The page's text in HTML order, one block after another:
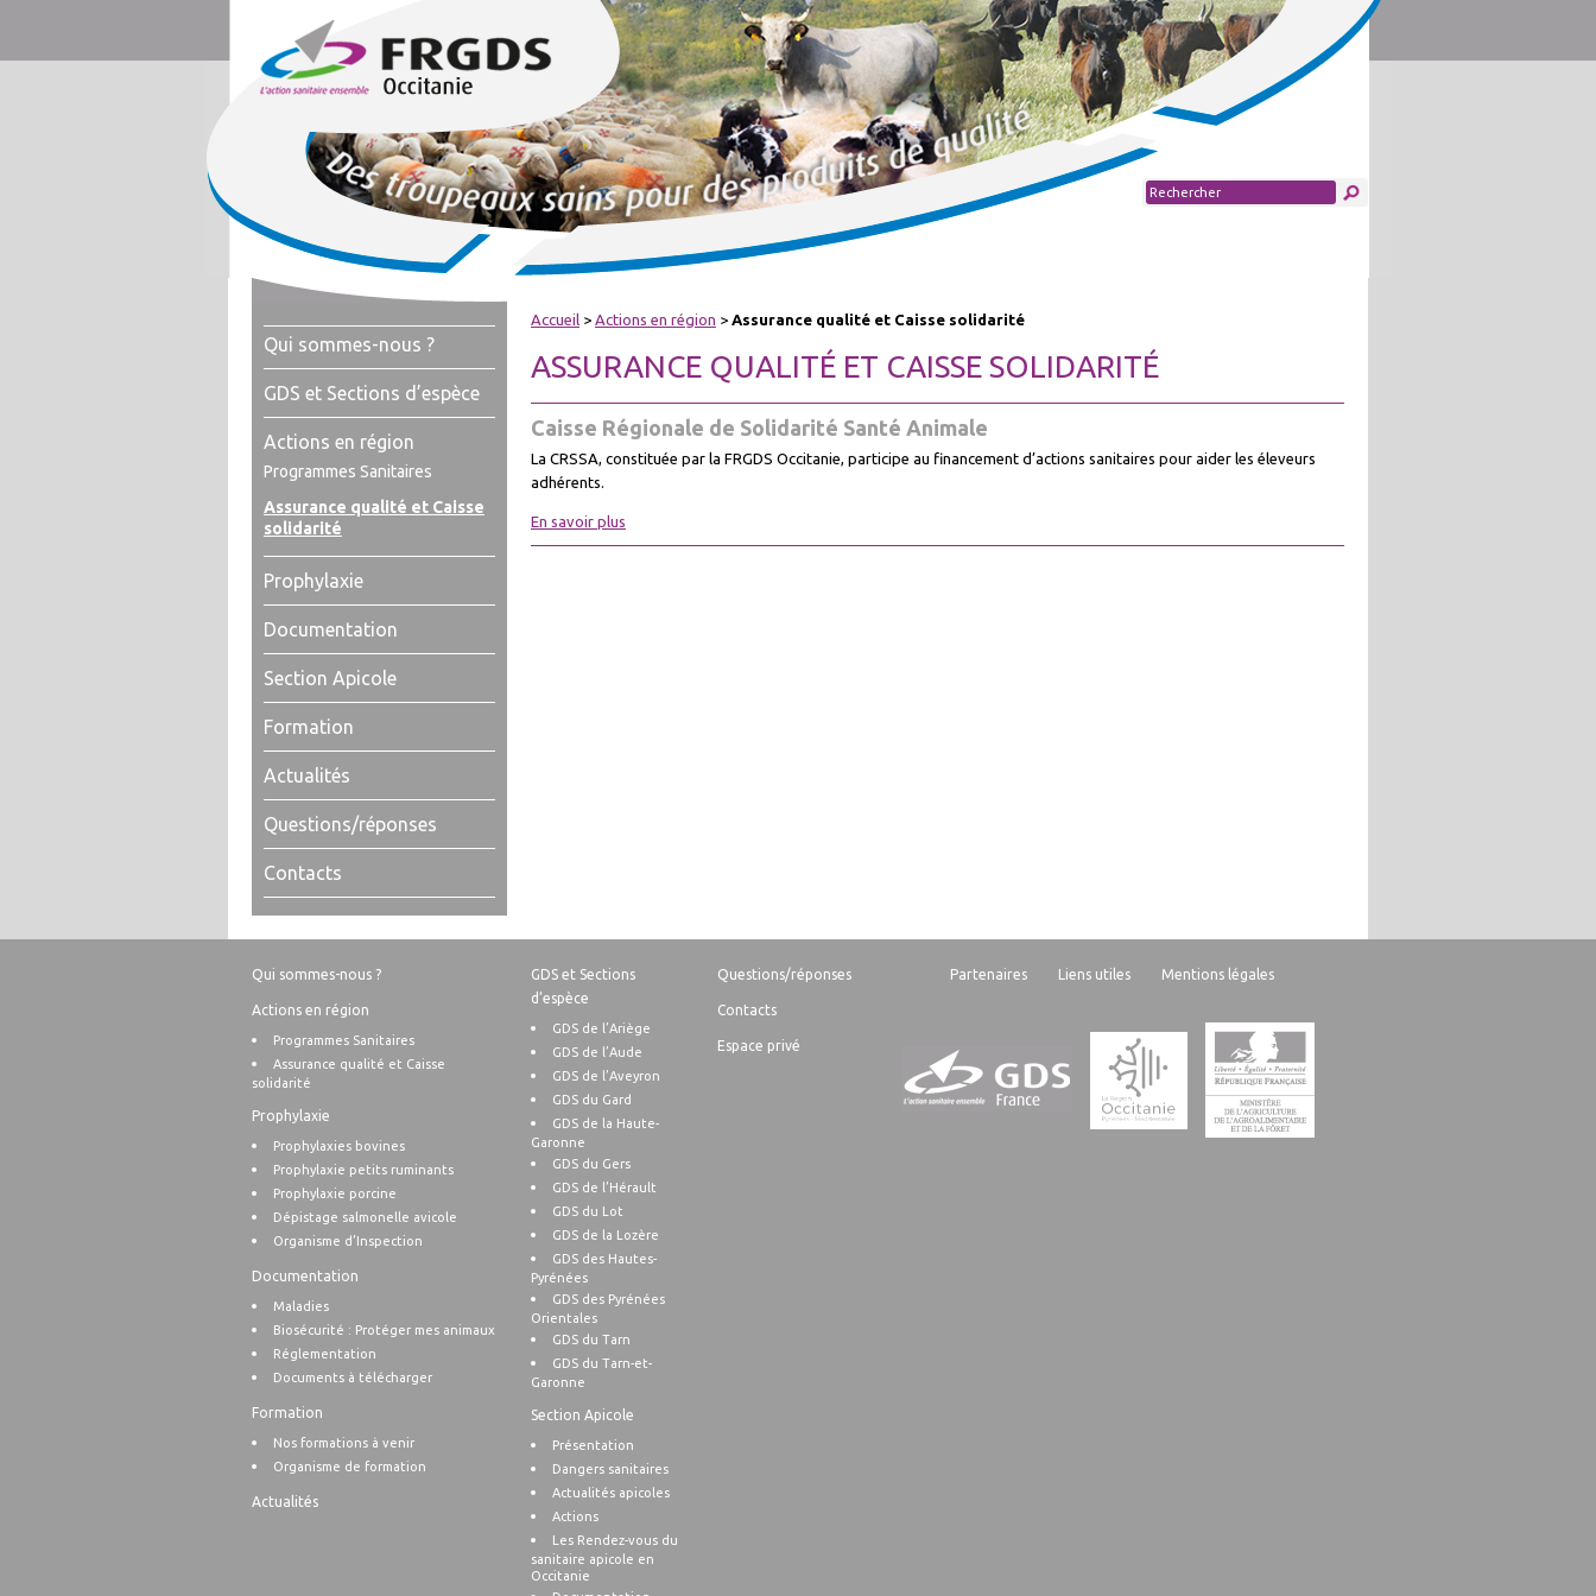
Qui sommes-nous ?
GDS et Sections d’espèce
Actions en région
Programmes Sanitaires
Assurance qualité et Caisse
solidarité
Prophylaxie
Documentation
Section Apicole
Formation
Actualités
Questions/réponses
Contacts
Accueil > Actions en région > Assurance qualité et Caisse solidarité
ASSURANCE QUALITÉ ET CAISSE SOLIDARITÉ
Caisse Régionale de Solidarité Santé Animale
La CRSSA, constituée par la FRGDS Occitanie, participe au financement d’actions sanitaires pour aider les éleveurs
adhérents.
En savoir plus
Qui sommes-nous ?
Actions en région
Programmes Sanitaires
Assurance qualité et Caisse
solidarité
Prophylaxie
Prophylaxies bovines
Prophylaxie petits ruminants
Prophylaxie porcine
Dépistage salmonelle avicole
Organisme d’Inspection
Documentation
Maladies
Biosécurité : Protéger mes animaux
Réglementation
Documents à télécharger
Formation
Nos formations à venir
Organisme de formation
Actualités
GDS et Sections
d’espèce
GDS de l’Ariège
GDS de l’Aude
GDS de l’Aveyron
GDS du Gard
GDS de la Haute-
Garonne
GDS du Gers
GDS de l’Hérault
GDS du Lot
GDS de la Lozère
GDS des Hautes-
Pyrénées
GDS des Pyrénées
Orientales
GDS du Tarn
GDS du Tarn-et-
Garonne
Section Apicole
Présentation
Dangers sanitaires
Actualités apicoles
Actions
Les Rendez-vous du
sanitaire apicole en
Occitanie
Questions/réponses
Contacts
Espace privé
Partenaires Liens utiles Mentions légales